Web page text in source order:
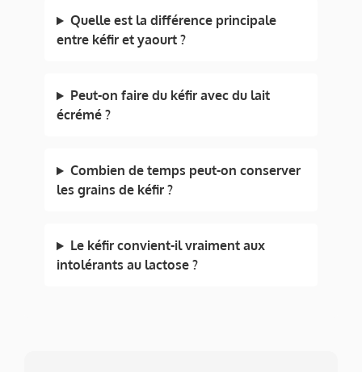
Quelle est la différence principale
entre kéfir et yaourt ?
Peut-on faire du kéfir avec du lait
écrémé ?
Combien de temps peut-on conserver
les grains de kéfir ?
Le kéfir convient-il vraiment aux
intolérants au lactose ?